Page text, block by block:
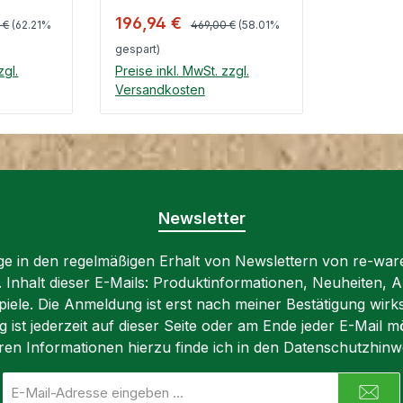
85 cm
~
Preis:
€ (62.21%
Klappbett verwandeln.
Dies wird durch das
spezielle Design
ermöglicht. Äußerlich
nicht ansehen, da der
Mechanismus im inneren
versteckt ist. Nimmt man
lässt sich das Klappbett
Handbewegungen
ausziehen. So breitet
sich eine Liegefläche von
70 x 180 cm aus.
Unglaublich funktional
und platzsparend
zugleich. Spezifikationen:
Verkaufspreis:
196,94 € Regulärer Preis:
469,00 € (58.01%
gespart)
Preise inkl. MwSt. zzgl.
Versandkosten
Newsletter
in den regelmäßigen Erhalt von Newslettern von re-
Inhalt dieser E-Mails: Produktinformationen, Neuheiten,
Die Anmeldung ist erst nach meiner Bestätigung
ist jederzeit auf dieser Seite oder am Ende jeder E-Mail
Informationen hierzu finde ich in den